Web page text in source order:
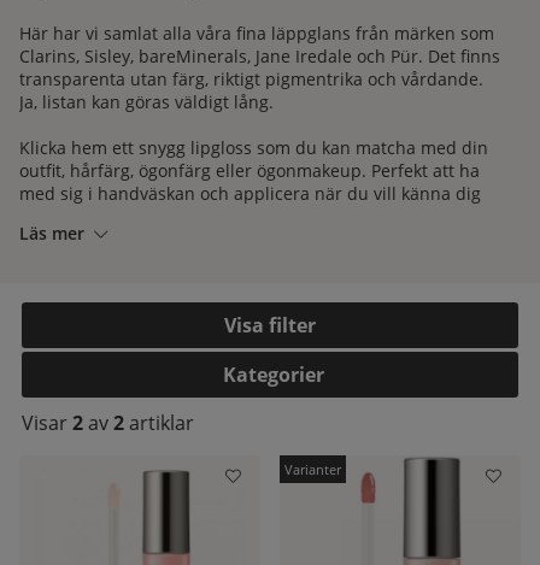
Här har vi samlat alla våra fina läppglans från märken som
Clarins, Sisley, bareMinerals, Jane Iredale och Pür. Det finns
transparenta utan färg, riktigt pigmentrika och vårdande.
Ja, listan kan göras väldigt lång.
Klicka hem ett snygg lipgloss som du kan matcha med din
outfit, hårfärg, ögonfärg eller ögonmakeup. Perfekt att ha
med sig i handväskan och applicera när du vill känna dig
Du kan använda läppglans på många olika sätt. Om du
lägger det direkt på läpparna skapar det en fin glans och
även en snygg färgsättning. Du kan också välja att använda
det som en ”toppfinish” ovanpå ett läppstift. Det här gör att
läppstiftet färg kommer att vara framträdande, men du
kommer addera en fin glans. Både läppstift och läppglans
har en tendens att hålla längre om de två olika
Läs mer
Filtrera
Kategorier
Visar 2av2artiklar